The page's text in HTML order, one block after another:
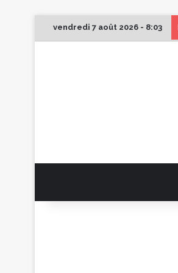
vendredi 7 août 2026 - 8:03